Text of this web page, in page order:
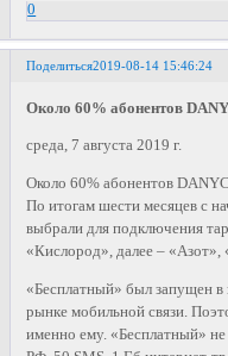
0
Поделиться2019-08-14 15:46:24
Около 60% абонентов
среда, 7 августа 2019 г.
Около 60% абонентов
По итогам шести месяцев с
выбрали для подключения
«Кислород», далее – «Азот»,
«Бесплатный» был запущен в
рынке мобильной связи.
именно ему. «Бесплатный»